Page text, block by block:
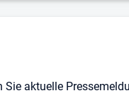
Sie aktuelle